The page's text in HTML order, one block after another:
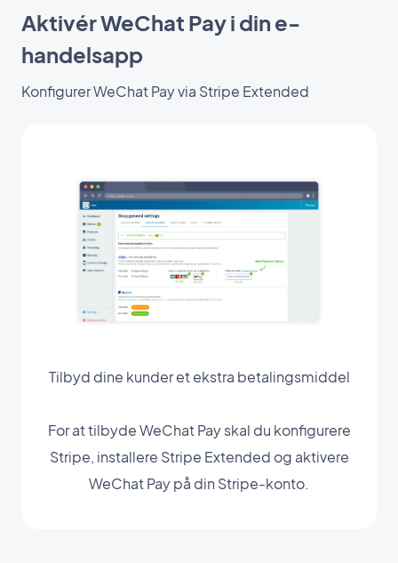
Aktivér WeChat Pay i din e-
handelsapp
Konfigurer WeChat Pay via Stripe Extended
Tilbyd dine kunder et ekstra betalingsmiddel
For at tilbyde WeChat Pay skal du konfigurere
Stripe, installere Stripe Extended og aktivere
WeChat Pay på din Stripe-konto.